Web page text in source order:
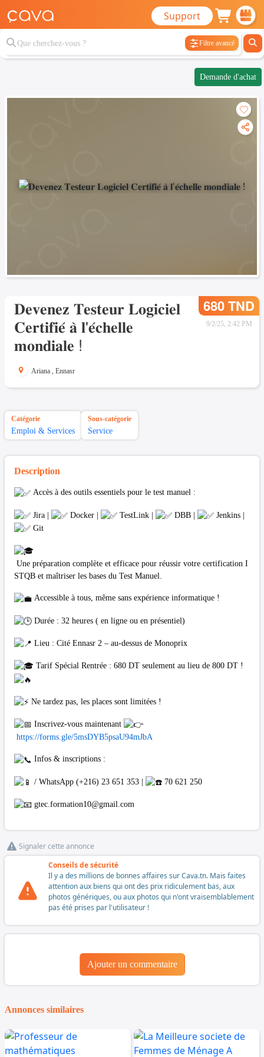
Support
Filtre avancé
Demande d'achat
𝐃𝐞𝐯𝐞𝐧𝐞𝐳 𝐓𝐞𝐬𝐭𝐞𝐮𝐫 𝐋𝐨𝐠𝐢𝐜𝐢𝐞𝐥
𝐂𝐞𝐫𝐭𝐢𝐟𝐢𝐞́ 𝐚̀ 𝐥'𝐞́𝐜𝐡𝐞𝐥𝐥𝐞
𝐦𝐨𝐧𝐝𝐢𝐚𝐥𝐞 !
680 TND
9/2/25, 2:42 PM
Ariana , Ennasr
Catégorie
Emploi & Services
Sous-catégorie
Service
Description
Accès à des outils essentiels pour le test manuel :
Jira | Docker | TestLink | DBB |
Jenkins |
Git
Une préparation complète et efficace pour réussir votre certification I
STQB et maîtriser les bases du Test Manuel.
Accessible à tous, même sans expérience informatique !
Durée : 32 heures ( en ligne ou en présentiel)
Lieu : Cité Ennasr 2 – au-dessus de Monoprix
Tarif Spécial Rentrée : 680 DT seulement au lieu de 800 DT !
Ne tardez pas, les places sont limitées !
Inscrivez-vous maintenant
https://forms.gle/5msDYB5psaU94mJbA
Infos & inscriptions :
/ WhatsApp (+216) 23 651 353 | 70 621 250
gtec.formation10@gmail.com
Signaler cette annonce
Conseils de sécurité
Il y a des millions de bonnes affaires sur Cava.tn. Mais faites
attention aux biens qui ont des prix ridiculement bas, aux
photos génériques, ou aux photos qui n'ont vraisemblablement
pas été prises par l'utilisateur !
Ajouter un commentaire
Annonces similaires